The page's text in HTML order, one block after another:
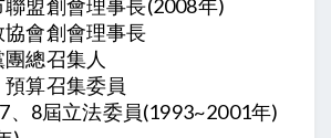
盟創會理事長(2008年)
會創會理事長
總召集人
算召集委員
、8屆立法委員(1993~2001年)